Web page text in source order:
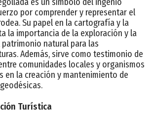
por comprender y representar el
Su papel en la cartografía y la
la importancia de la exploración y la
natural para las
Además, sirve como testimonio de
comunidades locales y organismos
en la creación y mantenimiento de
Turística